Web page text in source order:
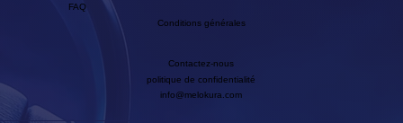
Conditions générales
politique de confidentialité
FAQ
Contactez-nous
info@melokura.com